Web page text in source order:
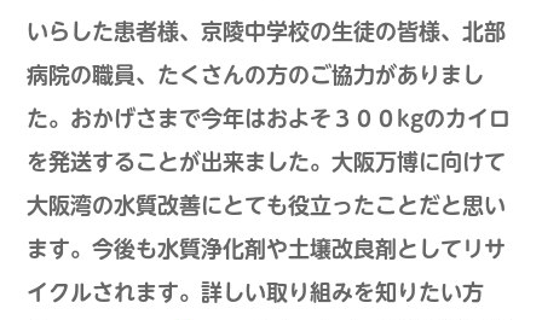
いらした患者様、京陵中学校の生徒の皆様、北部
病院の職員、たくさんの方のご協力がありまし
た。おかげさまで今年はおよそ３００kgのカイロ
を発送することが出来ました。大阪万博に向けて
大阪湾の水質改善にとても役立ったことだと思い
ます。今後も水質浄化剤や土壌改良剤としてリサ
イクルされます。詳しい取り組みを知りたい方